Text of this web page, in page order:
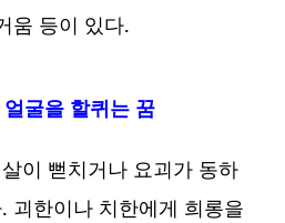
움 등이 있다.
굴을 할퀴는 꿈
이 뻗치거나 요괴가 동하
괴한이나 치한에게 희롱을